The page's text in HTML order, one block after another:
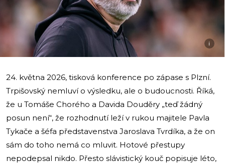
i
24. května 2026, tisková konference po zápase s Plzní.
Trpišovský nemluví o výsledku, ale o budoucnosti. Říká,
že u Tomáše Chorého a Davida Douděry „teď žádný
posun není“, že rozhodnutí leží v rukou majitele Pavla
Tykače a šéfa představenstva Jaroslava Tvrdíka, a že on
sám do toho nemá co mluvit. Hotové přestupy
nepodepsal nikdo. Přesto slávistický kouč popisuje léto,